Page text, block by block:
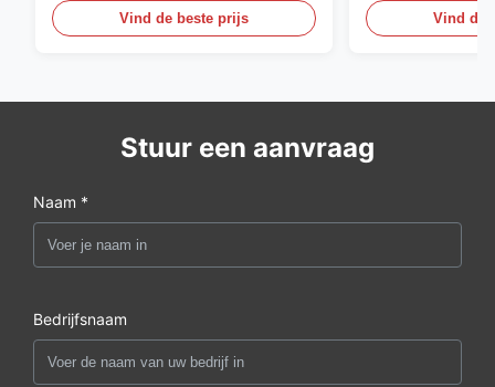
Vind de beste prijs Vind de
Stuur een aanvraag
Naam *
Bedrijfsnaam